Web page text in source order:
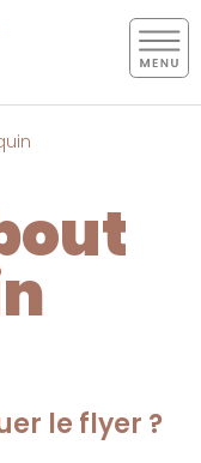
le flyer ?